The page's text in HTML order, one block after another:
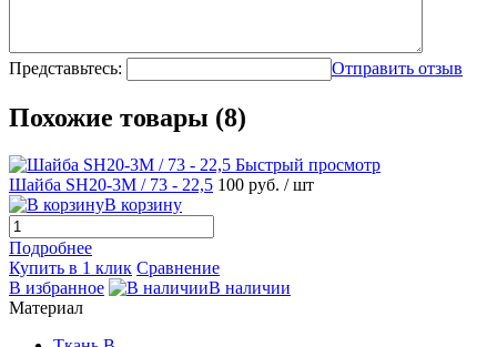
Представьтесь: Отправить отзыв
Похожие товары (8)
Быстрый просмотр
Шайба SH20-3M / 73 - 22,5 100 руб. / шт
В корзину
Подробнее
Купить в 1 клик Сравнение
В избранное
В наличии
Материал